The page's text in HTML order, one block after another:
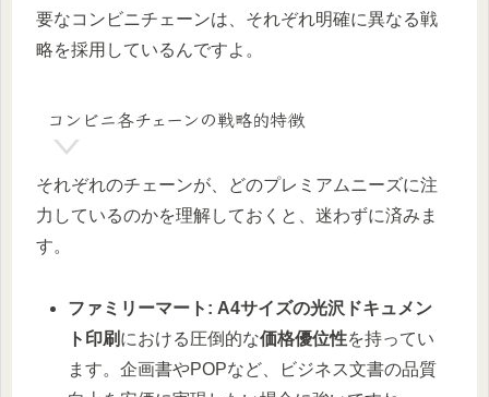
要なコンビニチェーンは、それぞれ明確に異なる戦
略を採用しているんですよ。
コンビニ各チェーンの戦略的特徴
それぞれのチェーンが、どのプレミアムニーズに注
力しているのかを理解しておくと、迷わずに済みま
す。
ファミリーマート: A4サイズの光沢ドキュメン
ト印刷 における圧倒的な価格優位性を持ってい
ます。企画書やPOPなど、ビジネス文書の品質